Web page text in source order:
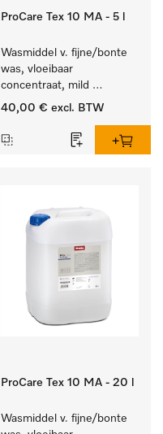
ProCare Tex 10 MA - 5 l
Wasmiddel v. fijne/bonte
was, vloeibaar
concentraat, mild
alkalisch, 5 l voor het
en gevoelig textiel.
40,00 € excl. BTW
ProCare Tex 10 MA - 20 l
Wasmiddel v. fijne/bonte